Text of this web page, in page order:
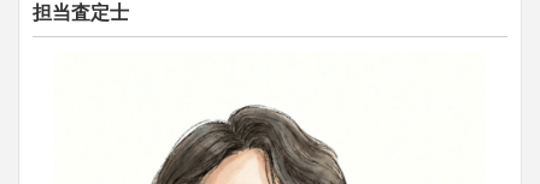
担当査定士